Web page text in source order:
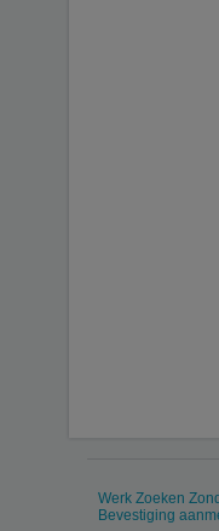
Werk Zoeken
Bevestiging